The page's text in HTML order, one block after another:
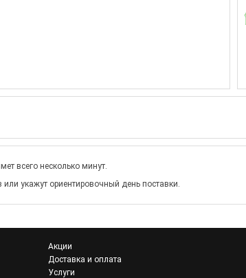
всего несколько минут.
укажут ориентировочный день поставки.
Акции
Доставка и оплата
Услуги